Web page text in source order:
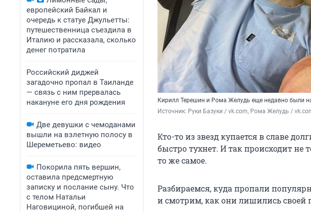
европейский Байкал и
очередь к статуе Джульетты:
путешественница съездила в
Италию и рассказала, сколько
денег потратила
Российский диджей
загадочно пропал в Таиланде
— связь с ним прервалась
накануне его дня рождения
Две девушки с чемоданами
вышли на взлетную полосу в
Шереметьево: видео
Покорила пять вершин,
оставила предсмертную
записку и послание сыну. Что
с телом Натальи
Наговициной, погибшей на
Кирилл Терешин и Рома Желудь еще недавно были
Источник: Руки Базуки / vk.com, Рома Желудь /
Кто-то из звезд купается в славе
быстро тухнет. И так происходит не
то же самое.
Разбираемся, куда пропали
и смотрим, как они лишились своей